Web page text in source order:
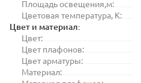
Площадь освещения,м:
Цветовая температура, K:
Цвет и материал:
Цвет:
Цвет плафонов:
Цвет арматуры:
Материал: